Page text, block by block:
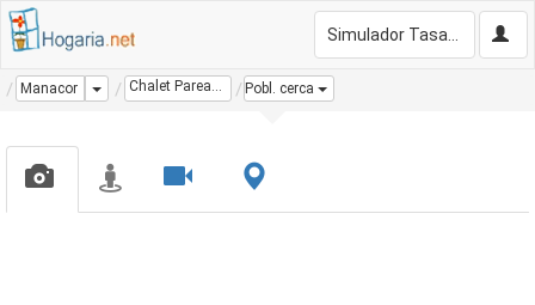
Manacor Dropdown Chalet Pareado Pobl. cerca